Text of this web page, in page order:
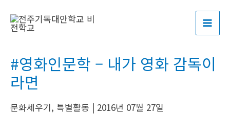
#영화인문학 – 내가 영화 감독이
라면
문화세우기, 특별활동 | 2016년 07월 27일
스
트
색